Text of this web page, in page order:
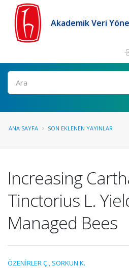
Akademik Veri
Ara
ANA SAYFA SON EKLENEN YAYINLAR
Increasing
Tinctorius L.
Managed Bees
ÖZENİRLER Ç., SORKUN K.